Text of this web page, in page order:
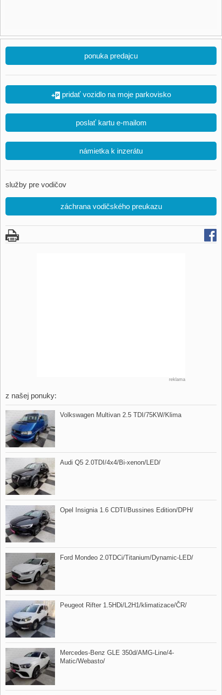
ponuka predajcu
pridať vozidlo na moje parkovisko
poslať kartu e-mailom
námietka k inzerátu
služby pre vodičov
záchrana vodičského preukazu
reklama
z našej ponuky:
Volkswagen Multivan 2.5 TDI/75KW/Klima
Audi Q5 2.0TDI/4x4/Bi​-xenon/LED/
Opel Insignia 1.6 CDTI/Bussines Edition/DPH/
Ford Mondeo 2.0TDCi/Titanium/Dynamic​-LED/
Peugeot Rifter 1.5HDi/L2H1/klimatizace/ČR/
Mercedes​-Benz GLE 350d/AMG​-Line/4​-
Matic/Webasto/